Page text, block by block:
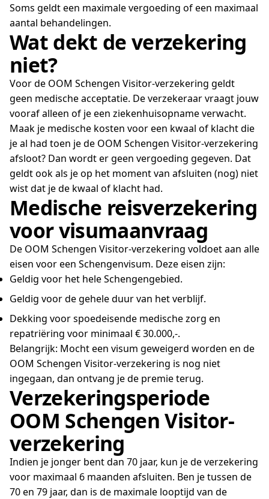
Soms geldt een maximale vergoeding of een maximaal
aantal behandelingen.
Wat dekt de verzekering
niet?
Voor de OOM Schengen Visitor-verzekering geldt
geen medische acceptatie. De verzekeraar vraagt jouw
vooraf alleen of je een ziekenhuisopname verwacht.
Maak je medische kosten voor een kwaal of klacht die
je al had toen je de OOM Schengen Visitor-verzekering
afsloot? Dan wordt er geen vergoeding gegeven. Dat
geldt ook als je op het moment van afsluiten (nog) niet
wist dat je de kwaal of klacht had.
Medische reisverzekering
voor visumaanvraag
De OOM Schengen Visitor-verzekering voldoet aan alle
eisen voor een Schengenvisum. Deze eisen zijn:
Geldig voor het hele Schengengebied.
Geldig voor de gehele duur van het verblijf.
Dekking voor spoedeisende medische zorg en
repatriëring voor minimaal € 30.000,-.
Belangrijk: Mocht een visum geweigerd worden en de
OOM Schengen Visitor-verzekering is nog niet
ingegaan, dan ontvang je de premie terug.
Verzekeringsperiode
OOM Schengen Visitor-
verzekering
Indien je jonger bent dan 70 jaar, kun je de verzekering
voor maximaal 6 maanden afsluiten. Ben je tussen de
70 en 79 jaar, dan is de maximale looptijd van de